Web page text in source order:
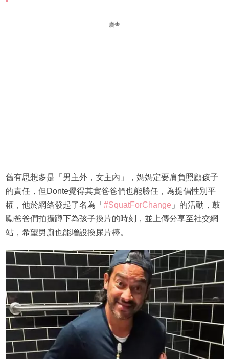
廣告
舊有思想多是「男主外，女主內」，媽媽定要肩負照顧孩子
的責任，但Donte覺得其實爸爸們也能勝任，為提倡性別平
權，他於網絡發起了名為「 #SquatForChange 」的活動，鼓
勵爸爸們拍攝蹲下為孩子換片的時刻，並上傳分享至社交網
站，希望男廁也能增設換尿片檯。